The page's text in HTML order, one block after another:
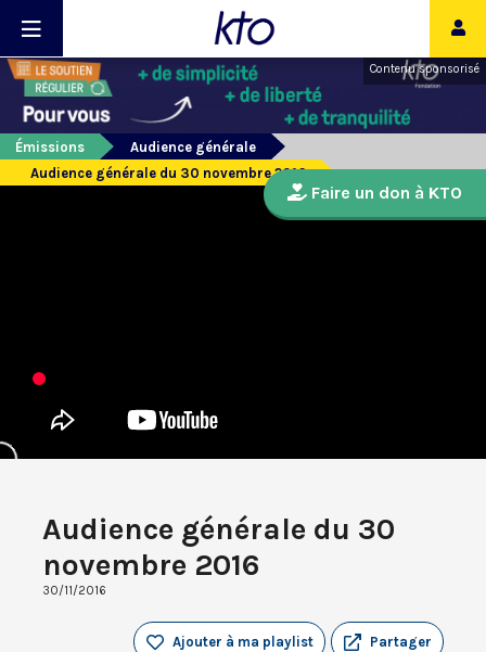
Contenu sponsorisé
Émissions
Audience générale
Audience générale du 30 novembre 2016
Audience générale du 30
novembre 2016
30/11/2016
Partager
Ajouter à ma playlist
Faire un don à KTO